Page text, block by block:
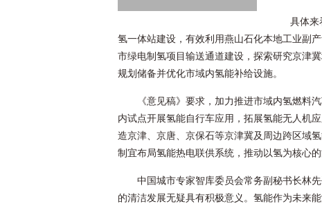
具体来
氢一体站建设，有效利用燕山石化本地工业副
市绿电制氢项目输送通道建设，探索研究京津
规划储备并优化市域内氢能补给设施。
《意见稿》要求，加力推进市域内氢燃料
内试点开展氢能自行车应用，拓展氢能无人机
造京津、京唐、京保石等京津冀及周边跨区域
制宜布局氢能热电联供系统，推动以氢为核心
中国城市专家智库委员会常务副秘书长林
的清洁发展无疑具有积极意义。氢能作为未来